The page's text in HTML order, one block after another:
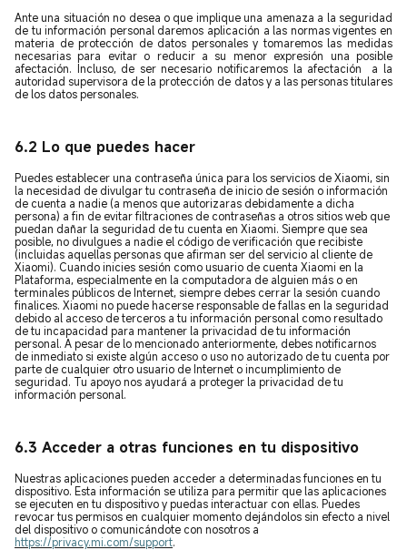
Ante una situación no desea o que implique una amenaza a la seguridad
de tu información personal daremos aplicación a las normas vigentes en
materia de protección de datos personales y tomaremos las medidas
necesarias para evitar o reducir a su menor expresión una posible
afectación. Incluso, de ser necesario notificaremos la afectación a la
autoridad supervisora de la protección de datos y a las personas titulares
de los datos personales.
6.2 Lo que puedes hacer
Puedes establecer una contraseña única para los servicios de Xiaomi, sin
la necesidad de divulgar tu contraseña de inicio de sesión o información
de cuenta a nadie (a menos que autorizaras debidamente a dicha
persona) a fin de evitar filtraciones de contraseñas a otros sitios web que
puedan dañar la seguridad de tu cuenta en Xiaomi. Siempre que sea
posible, no divulgues a nadie el código de verificación que recibiste
(incluidas aquellas personas que afirman ser del servicio al cliente de
Xiaomi). Cuando inicies sesión como usuario de cuenta Xiaomi en la
Plataforma, especialmente en la computadora de alguien más o en
terminales públicos de Internet, siempre debes cerrar la sesión cuando
finalices. Xiaomi no puede hacerse responsable de fallas en la seguridad
debido al acceso de terceros a tu información personal como resultado
de tu incapacidad para mantener la privacidad de tu información
personal. A pesar de lo mencionado anteriormente, debes notificarnos
de inmediato si existe algún acceso o uso no autorizado de tu cuenta por
parte de cualquier otro usuario de Internet o incumplimiento de
seguridad. Tu apoyo nos ayudará a proteger la privacidad de tu
información personal.
6.3 Acceder a otras funciones en tu dispositivo
Nuestras aplicaciones pueden acceder a determinadas funciones en tu
dispositivo. Esta información se utiliza para permitir que las aplicaciones
se ejecuten en tu dispositivo y puedas interactuar con ellas. Puedes
revocar tus permisos en cualquier momento dejándolos sin efecto a nivel
del dispositivo o comunicándote con nosotros a
https://privacy.mi.com/support.